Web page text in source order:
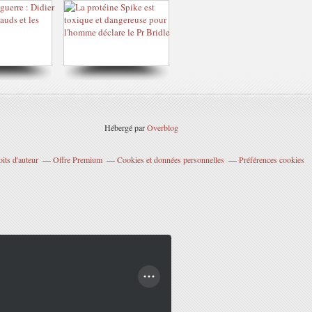
Hébergé parOverblog
d'auteur Offre Premium Cookies et données personnelles Préférences cookies